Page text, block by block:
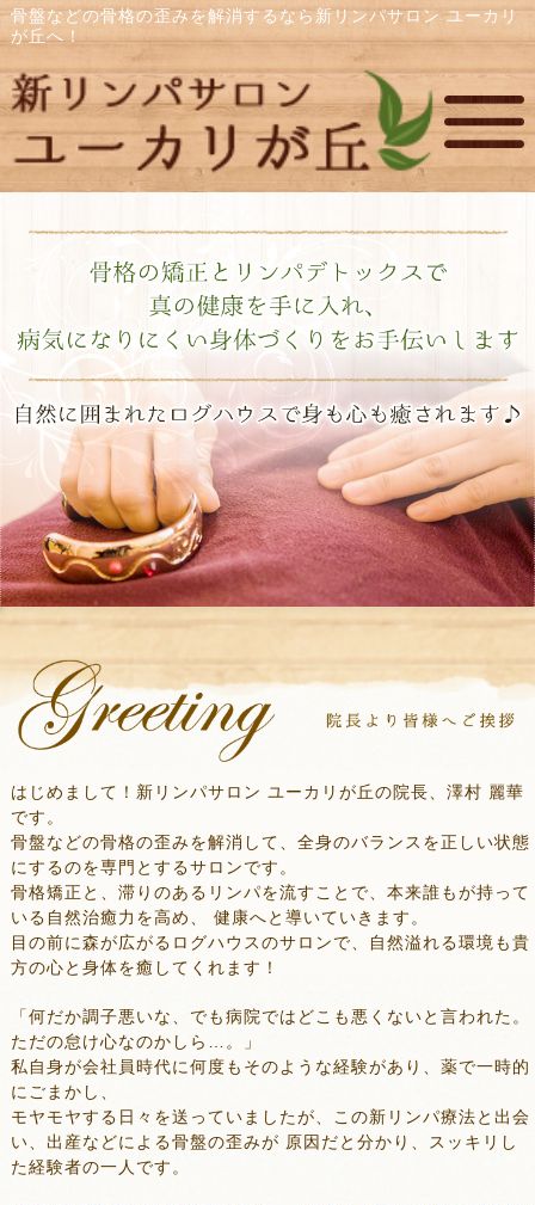
骨盤などの骨格の歪みを解消するなら新リンパサロン ユーカリ
が丘へ！
はじめまして！新リンパサロン ユーカリが丘の院長、澤村 麗華
です。
骨盤などの骨格の歪みを解消して、全身のバランスを正しい状態
にするのを専門とするサロンです。
骨格矯正と、滞りのあるリンパを流すことで、本来誰もが持って
いる自然治癒力を高め、 健康へと導いていきます。
目の前に森が広がるログハウスのサロンで、自然溢れる環境も貴
方の心と身体を癒してくれます！
「何だか調子悪いな、でも病院ではどこも悪くないと言われた。
ただの怠け心なのかしら…。」
私自身が会社員時代に何度もそのような経験があり、薬で一時的
にごまかし、
モヤモヤする日々を送っていましたが、この新リンパ療法と出会
い、出産などによる骨盤の歪みが 原因だと分かり、スッキリし
た経験者の一人です。